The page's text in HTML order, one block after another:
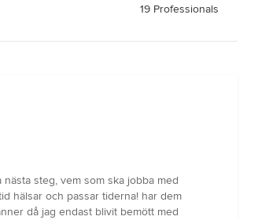
19 Professionals
steg, vem som ska jobba med
hälsar och passar tiderna! har dem
då jag endast blivit bemött med